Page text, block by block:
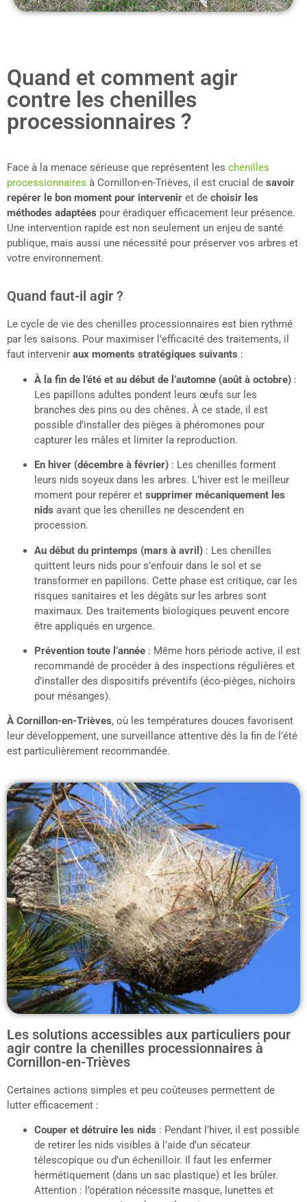
Quand et comment agir
contre les chenilles
processionnaires ?
Face à la menace sérieuse que représentent les chenilles
processionnaires à Cornillon-en-Trièves, il est crucial de savoir
repérer le bon moment pour intervenir et de choisir les
méthodes adaptées pour éradiquer efficacement leur présence.
Une intervention rapide est non seulement un enjeu de santé
publique, mais aussi une nécessité pour préserver vos arbres et
votre environnement.
Quand faut-il agir ?
Le cycle de vie des chenilles processionnaires est bien rythmé
par les saisons. Pour maximiser l’efficacité des traitements, il
faut intervenir aux moments stratégiques suivants :
À la fin de l’été et au début de l’automne (août à octobre) :
Les papillons adultes pondent leurs œufs sur les
branches des pins ou des chênes. À ce stade, il est
possible d’installer des pièges à phéromones pour
capturer les mâles et limiter la reproduction.
En hiver (décembre à février) : Les chenilles forment
leurs nids soyeux dans les arbres. L’hiver est le meilleur
moment pour repérer et supprimer mécaniquement les
nids avant que les chenilles ne descendent en
procession.
Au début du printemps (mars à avril) : Les chenilles
quittent leurs nids pour s’enfouir dans le sol et se
transformer en papillons. Cette phase est critique, car les
risques sanitaires et les dégâts sur les arbres sont
maximaux. Des traitements biologiques peuvent encore
être appliqués en urgence.
Prévention toute l’année : Même hors période active, il est
recommandé de procéder à des inspections régulières et
d’installer des dispositifs préventifs (éco-pièges, nichoirs
pour mésanges).
À Cornillon-en-Trièves, où les températures douces favorisent
leur développement, une surveillance attentive dès la fin de l’été
est particulièrement recommandée.
Les solutions accessibles aux particuliers pour
agir contre la chenilles processionnaires à
Cornillon-en-Trièves
Certaines actions simples et peu coûteuses permettent de
lutter efficacement :
Couper et détruire les nids : Pendant l’hiver, il est possible
de retirer les nids visibles à l’aide d’un sécateur
télescopique ou d’un échenilloir. Il faut les enfermer
hermétiquement (dans un sac plastique) et les brûler.
Attention : l’opération nécessite masque, lunettes et